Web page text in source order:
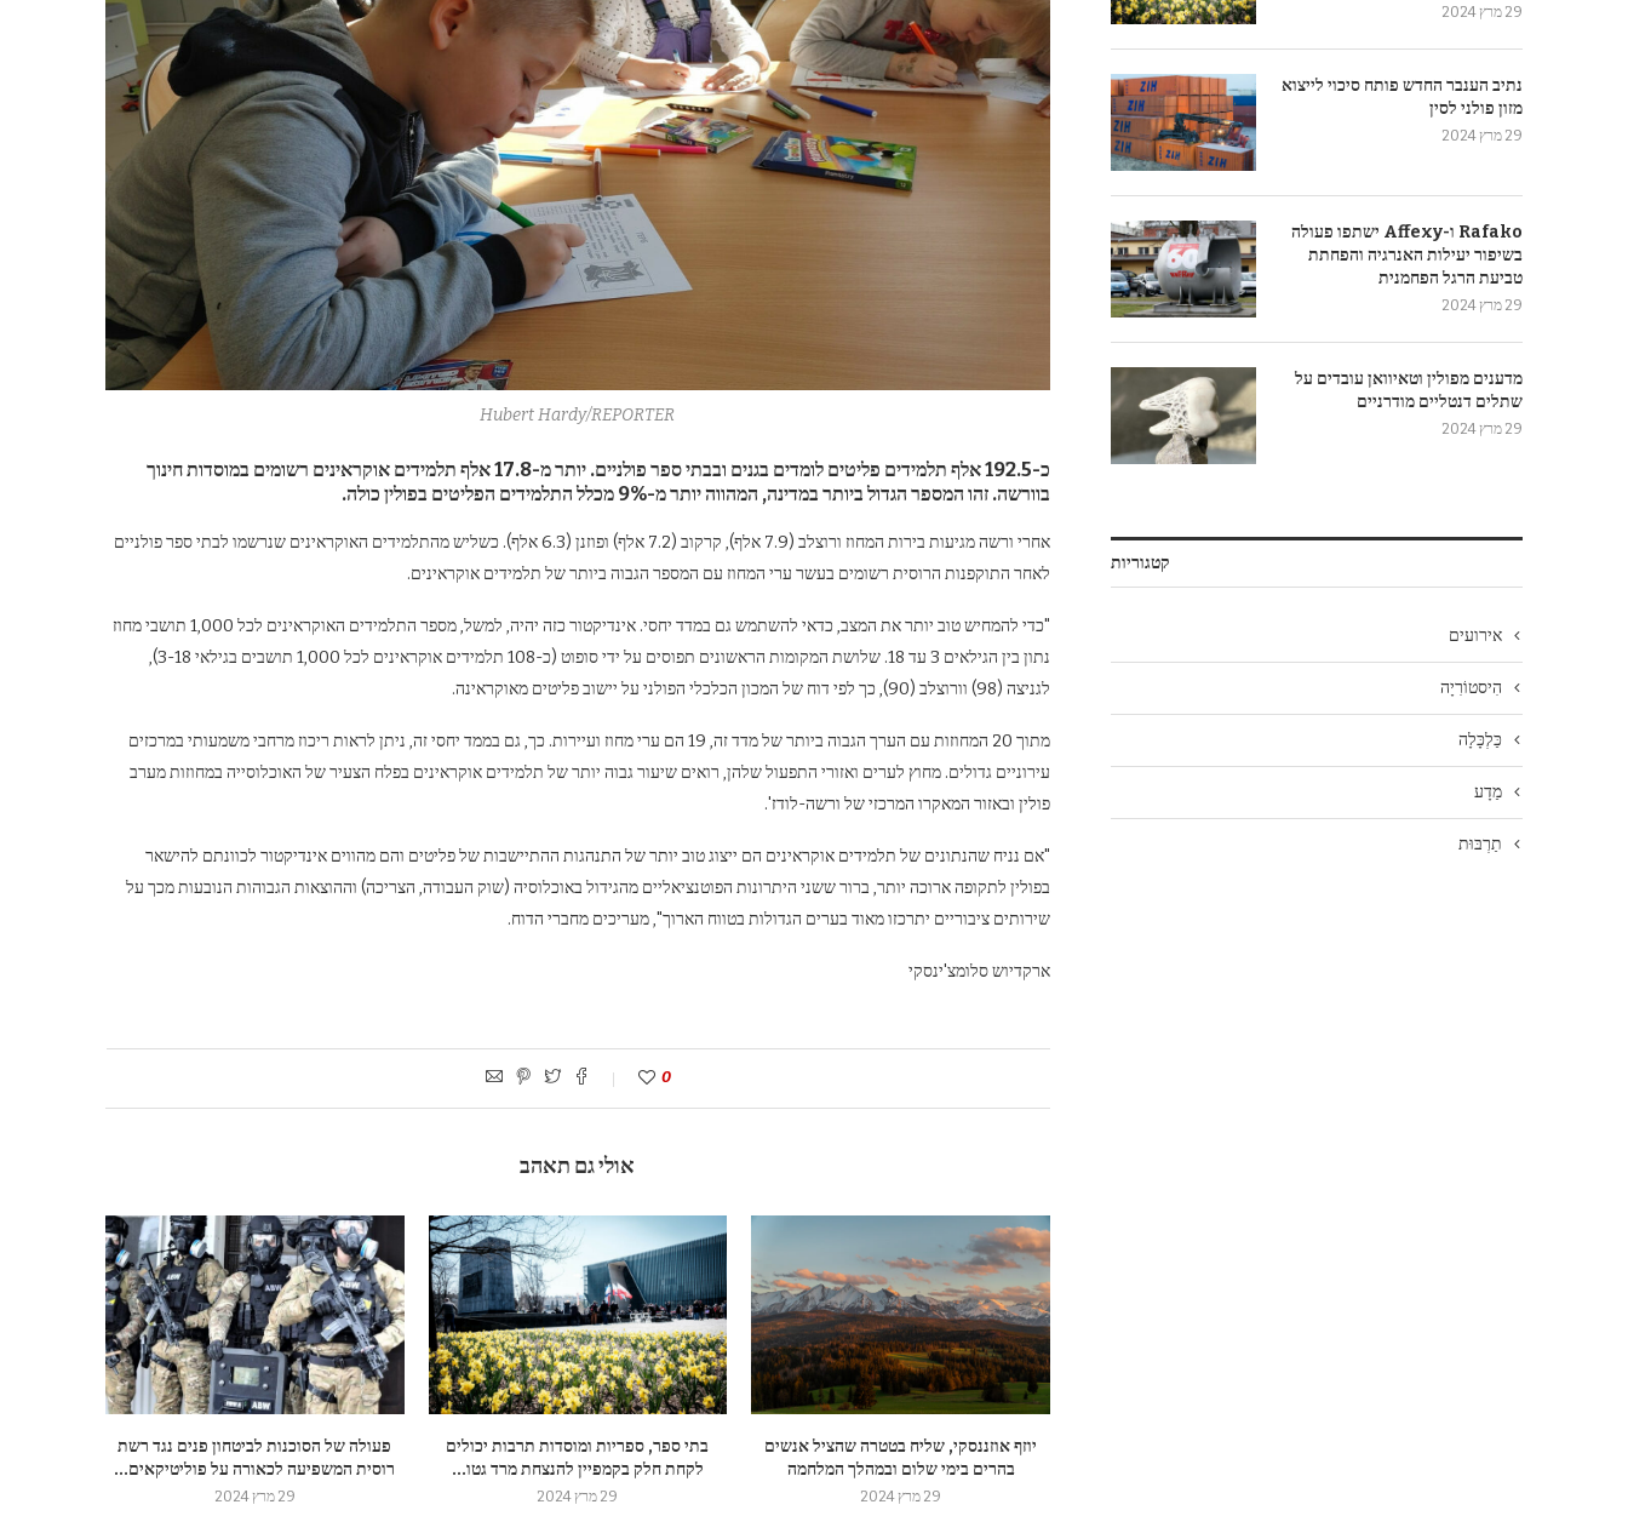
Hubert Hardy/REPORTER
כ-192.5 אלף תלמידים פליטים לומדים בגנים ובבתי ספר פולניים. יותר מ-17.8 אלף תלמידים אוקראינים רשומים במוסדות חינוך
בוורשה. זהו המספר הגדול ביותר במדינה, המהווה יותר מ-9% מכלל התלמידים הפליטים בפולין כולה.
אחרי ורשה מגיעות בירות המחוז ורוצלב (7.9 אלף), קרקוב (7.2 אלף) ופוזנן (6.3 אלף). כשליש מהתלמידים האוקראינים שנרשמו לבתי ספר פולניים
לאחר התוקפנות הרוסית רשומים בעשר ערי המחוז עם המספר הגבוה ביותר של תלמידים אוקראינים.
"כדי להמחיש טוב יותר את המצב, כדאי להשתמש גם במדד יחסי. אינדיקטור כזה יהיה, למשל, מספר התלמידים האוקראינים לכל 1,000 תושבי מחוז
נתון בין הגילאים 3 עד 18. שלושת המקומות הראשונים תפוסים על ידי סופוט (כ-108 תלמידים אוקראינים לכל 1,000 תושבים בגילאי 3-18),
לגניצה (98) וורוצלב (90), כך לפי דוח של המכון הכלכלי הפולני על יישוב פליטים מאוקראינה.
מתוך 20 המחוזות עם הערך הגבוה ביותר של מדד זה, 19 הם ערי מחוז ועיירות. כך, גם בממד יחסי זה, ניתן לראות ריכוז מרחבי משמעותי במרכזים
עירוניים גדולים. מחוץ לערים ואזורי התפעול שלהן, רואים שיעור גבוה יותר של תלמידים אוקראינים בפלח הצעיר של האוכלוסייה במחוזות מערב
פולין ובאזור המאקרו המרכזי של ורשה-לודז'.
"אם נניח שהנתונים של תלמידים אוקראינים הם ייצוג טוב יותר של התנהגות ההתיישבות של פליטים והם מהווים אינדיקטור לכוונתם להישאר
בפולין לתקופה ארוכה יותר, ברור ששני היתרונות הפוטנציאליים מהגידול באוכלוסיה (שוק העבודה, הצריכה) וההוצאות הגבוהות הנובעות מכך על
שירותים ציבוריים יתרכזו מאוד בערים הגדולות בטווח הארוך", מעריכים מחברי הדוח.
ארקדיוש סלומצ'ינסקי
0
אולי גם תאהב
פעולה של הסוכנות לביטחון פנים נגד רשת
רוסית המשפיעה לכאורה על פוליטיקאים...
29 מרץ 2024
בתי ספר, ספריות ומוסדות תרבות יכולים
לקחת חלק בקמפיין להנצחת מרד גטו...
29 מרץ 2024
יוזף אוזננסקי, שליח בטטרה שהציל אנשים
בהרים בימי שלום ובמהלך המלחמה
29 מרץ 2024
29 מרץ 2024
נתיב הענבר החדש פותח סיכוי לייצוא
מזון פולני לסין
29 מרץ 2024
Rafako ו-Affexy ישתפו פעולה
בשיפור יעילות האנרגיה והפחתת
טביעת הרגל הפחמנית
29 מרץ 2024
מדענים מפולין וטאיוואן עובדים על
שתלים דנטליים מודרניים
29 מרץ 2024
קטגוריות
אירועים
הִיסטוֹרִיָה
כַּלְכָּלָה
מַדָע
תַרְבּוּת